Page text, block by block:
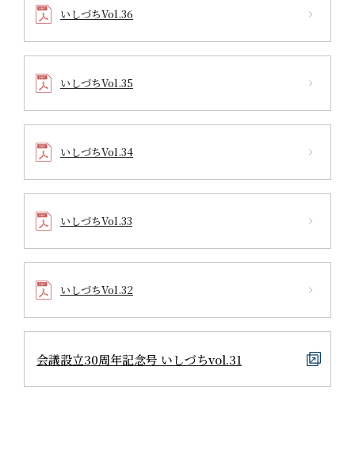
いしづちVol.36
いしづちVol.35
いしづちVol.34
いしづちVol.33
いしづちVol.32
会議設立30周年記念号 いしづちvol.31